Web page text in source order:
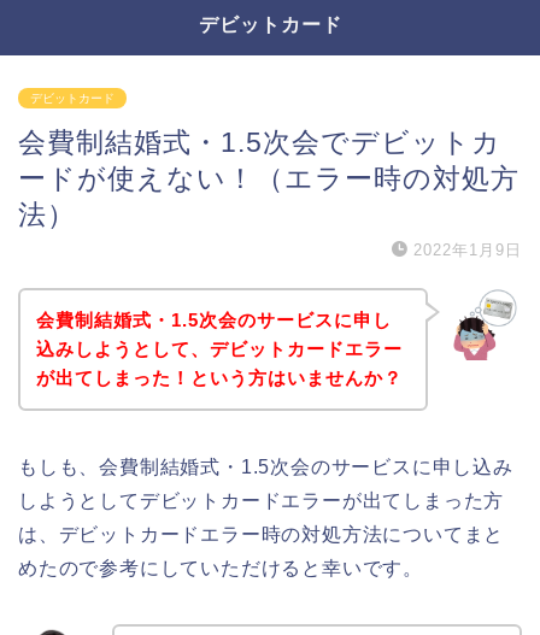
デビットカード
デビットカード
会費制結婚式・1.5次会でデビットカ
ードが使えない！（エラー時の対処方
法）
2022年1月9日
会費制結婚式・1.5次会のサービスに申し
込みしようとして、デビットカードエラー
が出てしまった！という方はいませんか？
もしも、会費制結婚式・1.5次会のサービスに申し込み
しようとしてデビットカードエラーが出てしまった方
は、デビットカードエラー時の対処方法についてまと
めたので参考にしていただけると幸いです。